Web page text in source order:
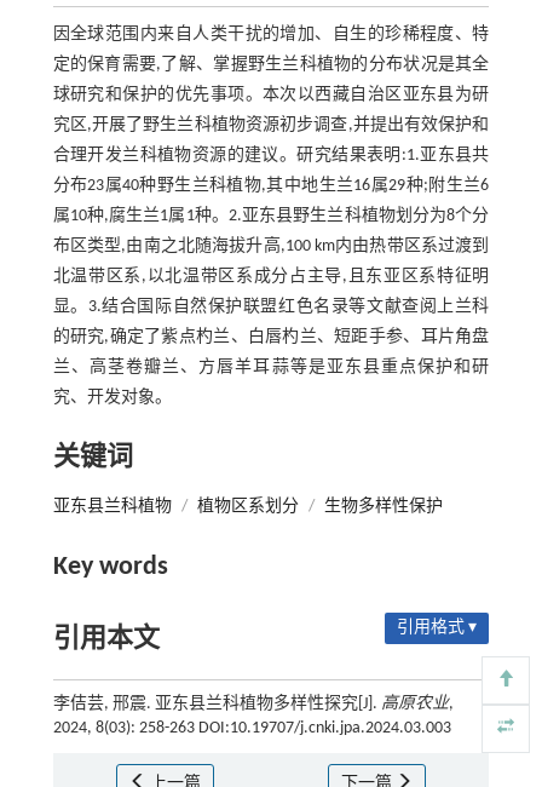
因全球范围内来自人类干扰的增加、自生的珍稀程度、特
定的保育需要,了解、掌握野生兰科植物的分布状况是其全
球研究和保护的优先事项。本次以西藏自治区亚东县为研
究区,开展了野生兰科植物资源初步调查,并提出有效保护和
合理开发兰科植物资源的建议。研究结果表明:1.亚东县共
分布23属40种野生兰科植物,其中地生兰16属29种;附生兰6
属10种,腐生兰1属1种。2.亚东县野生兰科植物划分为8个分
布区类型,由南之北随海拔升高,100 km内由热带区系过渡到
北温带区系,以北温带区系成分占主导,且东亚区系特征明
显。3.结合国际自然保护联盟红色名录等文献查阅上兰科
的研究,确定了紫点杓兰、白唇杓兰、短距手参、耳片角盘
兰、高茎卷瓣兰、方唇羊耳蒜等是亚东县重点保护和研
究、开发对象。
关键词
亚东县兰科植物 / 植物区系划分 / 生物多样性保护
Key words
引用本文 引用格式 ▾
李佶芸, 邢震. 亚东县兰科植物多样性探究[J]. 高原农业,
2024, 8(03): 258-263 DOI:10.19707/j.cnki.jpa.2024.03.003